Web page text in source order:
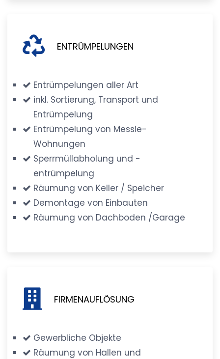
ENTRÜMPELUNGEN
Entrümpelungen aller Art
inkl. Sortierung, Transport und
Entrümpelung
Entrümpelung von Messie-
Wohnungen
Sperrmüllabholung und -
entrümpelung
Räumung von Keller / Speicher
Demontage von Einbauten
Räumung von Dachboden /Garage
FIRMENAUFLÖSUNG
Gewerbliche Objekte
Räumung von Hallen und